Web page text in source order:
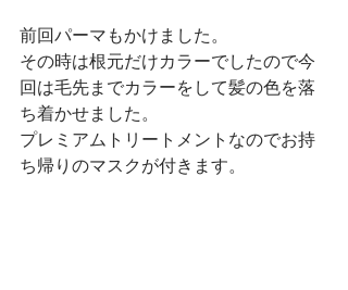
前回パーマもかけました。
その時は根元だけカラーでしたので今
回は毛先までカラーをして髪の色を落
ち着かせました。
プレミアムトリートメントなのでお持
ち帰りのマスクが付きます。